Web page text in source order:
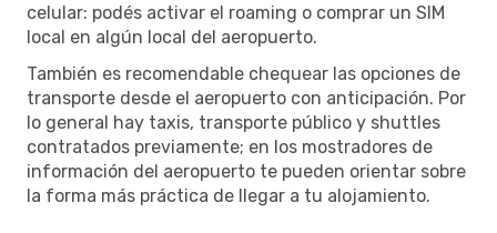
celular: podés activar el roaming o comprar un SIM
local en algún local del aeropuerto.
También es recomendable chequear las opciones de
transporte desde el aeropuerto con anticipación. Por
lo general hay taxis, transporte público y shuttles
contratados previamente; en los mostradores de
información del aeropuerto te pueden orientar sobre
la forma más práctica de llegar a tu alojamiento.